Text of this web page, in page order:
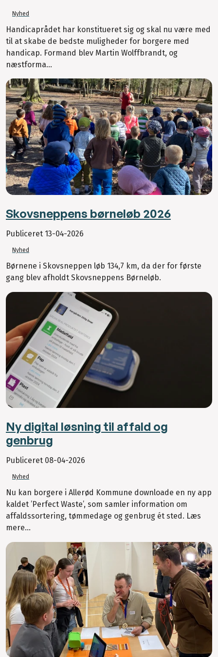
Nyhed
Handicaprådet har konstitueret sig og skal nu være med
til at skabe de bedste muligheder for borgere med
handicap. Formand blev Martin Wolffbrandt, og
næstforma...
Skovsneppens børneløb 2026
Publiceret 13-04-2026
Nyhed
Børnene i Skovsneppen løb 134,7 km, da der for første
gang blev afholdt Skovsneppens Børneløb.
Ny digital løsning til affald og
genbrug
Publiceret 08-04-2026
Nyhed
Nu kan borgere i Allerød Kommune downloade en ny app
kaldet ’Perfect Waste’, som samler information om
affaldssortering, tømmedage og genbrug ét sted. Læs
mere...